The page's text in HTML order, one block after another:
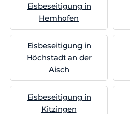
Eisbeseitigung in
Hemhofen
Eisbeseitigung in
Höchstadt an der
Aisch
Eisbeseitigung in
Kitzingen